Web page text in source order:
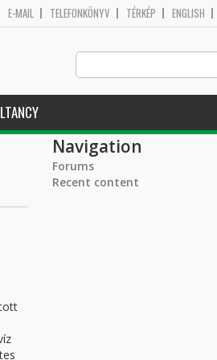
E-MAIL TELEFONKÖNYV TÉRKÉP ENGLISH
Navigation
Forums
Recent content